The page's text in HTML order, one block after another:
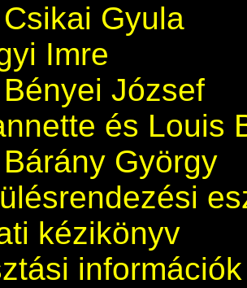
Csikai Gyula
Imre
Bényei József
és Louis
Bárány György
kézikönyv
információk